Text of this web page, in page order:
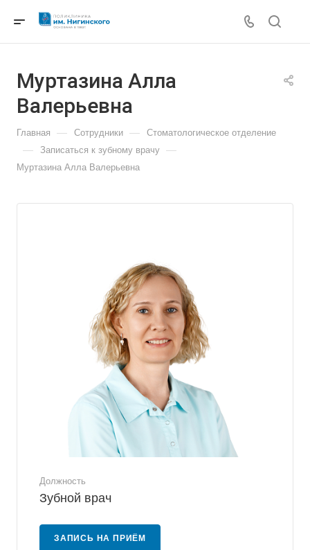
Муртазина Алла
Валерьевна
Главная — Сотрудники — Стоматологическое отделение
— Записаться к зубному врачу —
Муртазина Алла Валерьевна
Должность
Зубной врач
ЗАПИСЬ НА ПРИЁМ